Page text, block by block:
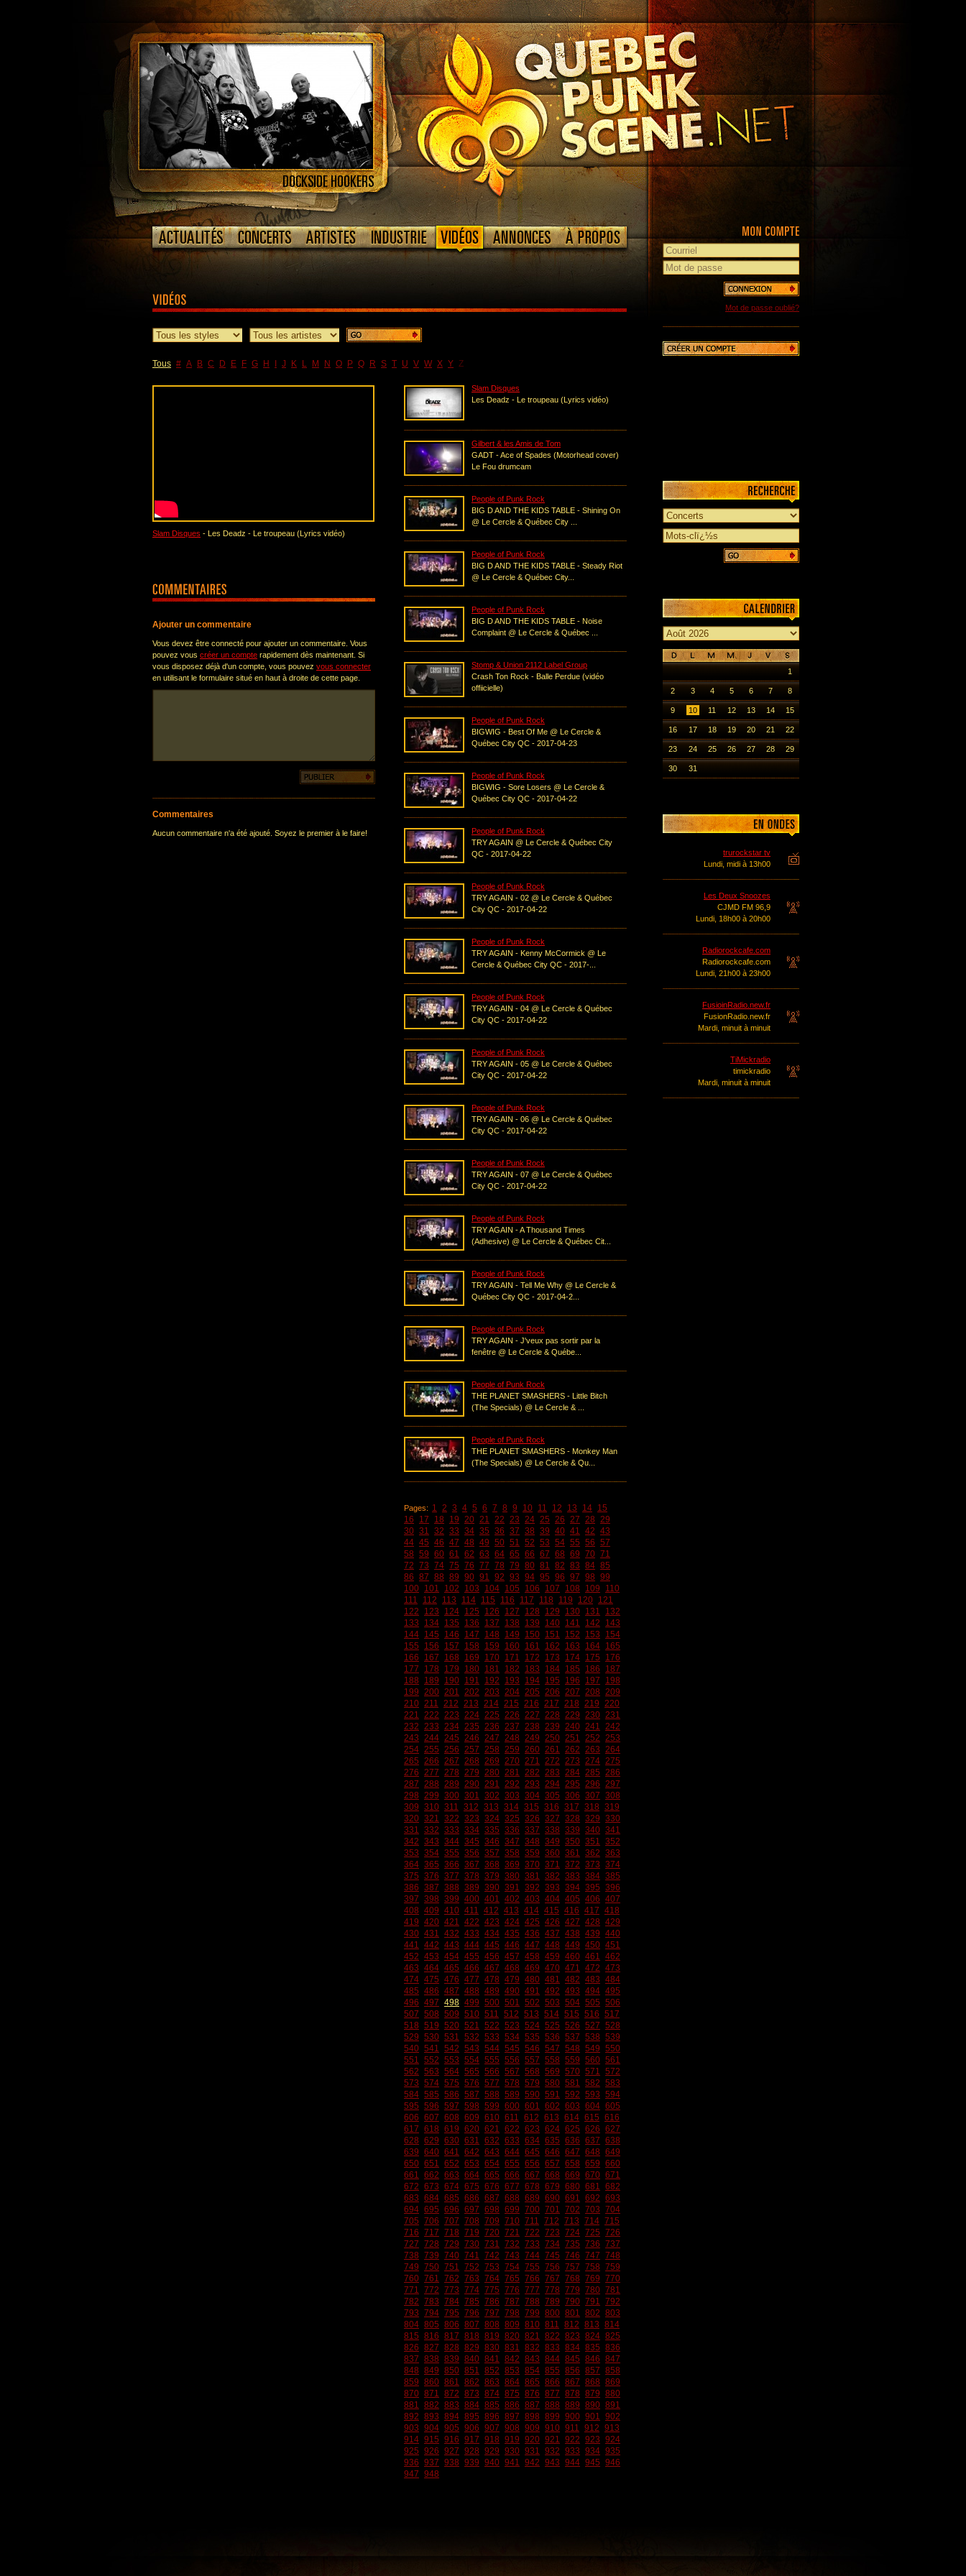
Tous # A B C D E F G H J K L M N O P Q R S T U V W X Y Z
Slam Disques - Les Deadz - Le troupeau (Lyrics vidéo)
Ajouter un commentaire
Vous devez être connecté pour ajouter un commentaire. Vous
pouvez vous créer un compte rapidement dès maintenant. Si
vous disposez déjà d'un compte, vous pouvez vous connecter
en utilisant le formulaire situé en haut à droite de cette page.
Commentaires
Aucun commentaire n'a été ajouté. Soyez le premier à le faire!
Slam Disques
Les Deadz - Le troupeau (Lyrics vidéo)
Gilbert & les Amis de Tom
GADT - Ace of Spades (Motorhead cover)
Le Fou drumcam
People of Punk Rock
BIG D AND THE KIDS TABLE - Shining On
@ Le Cercle & Québec City ...
People of Punk Rock
BIG D AND THE KIDS TABLE - Steady Riot
@ Le Cercle & Québec City...
People of Punk Rock
BIG D AND THE KIDS TABLE - Noise
Complaint @ Le Cercle & Québec ...
Stomp & Union 2112 Label Group
Crash Ton Rock - Balle Perdue (vidéo
offiicielle)
People of Punk Rock
BIGWIG - Best Of Me @ Le Cercle &
Québec City QC - 2017-04-23
People of Punk Rock
BIGWIG - Sore Losers @ Le Cercle &
Québec City QC - 2017-04-22
People of Punk Rock
TRY AGAIN @ Le Cercle & Québec City
QC - 2017-04-22
People of Punk Rock
TRY AGAIN - 02 @ Le Cercle & Québec
City QC - 2017-04-22
People of Punk Rock
TRY AGAIN - Kenny McCormick @ Le
Cercle & Québec City QC - 2017-...
People of Punk Rock
TRY AGAIN - 04 @ Le Cercle & Québec
City QC - 2017-04-22
People of Punk Rock
TRY AGAIN - 05 @ Le Cercle & Québec
City QC - 2017-04-22
People of Punk Rock
TRY AGAIN - 06 @ Le Cercle & Québec
City QC - 2017-04-22
People of Punk Rock
TRY AGAIN - 07 @ Le Cercle & Québec
City QC - 2017-04-22
People of Punk Rock
TRY AGAIN - A Thousand Times
(Adhesive) @ Le Cercle & Québec Cit...
People of Punk Rock
TRY AGAIN - Tell Me Why @ Le Cercle &
Québec City QC - 2017-04-2...
People of Punk Rock
TRY AGAIN - J'veux pas sortir par la
fenêtre @ Le Cercle & Québe...
People of Punk Rock
THE PLANET SMASHERS - Little Bitch
(The Specials) @ Le Cercle & ...
People of Punk Rock
THE PLANET SMASHERS - Monkey Man
(The Specials) @ Le Cercle & Qu...
Pages: 1 2 3 4 5 6 7 8 9 10 11 12 13 14 15
16
17 18 19 20 21 22 23 24 25 26 27 28 29
30 31 32 33 34 35 36 37 38 39 40 41 42 43
44 45 46 47 48 49 50 51 52 53 54 55 56 57
58 59 60 61 62 63 64 65 66 67 68 69 70 71
72 73 74 75 76 77 78 79 80 81 82 83 84 85
86 87 88 89 90 91 92 93 94 95 96 97 98 99
100 101 102 103 104 105 106 107 108 109
110
111
112 113 114 115 116 117 118 119 120 121
122
123 124 125 126 127 128 129 130 131
132
133
134 135 136 137 138 139 140 141 142
143
144 145 146 147 148 149 150 151 152 153
154
155
156 157 158 159 160 161 162 163 164 165
166
167 168 169 170 171 172 173 174 175
176
177
178 179 180 181 182 183 184 185 186
187
188
189 190 191 192 193 194 195 196 197
198
199 200 201 202 203 204 205 206 207 208 209
210 211 212 213 214 215 216 217 218 219 220
221 222 223 224 225 226 227 228 229 230 231
232 233 234 235 236 237 238 239 240 241 242
243 244 245 246 247 248 249 250 251 252 253
254 255 256 257 258 259 260 261 262 263 264
265 266 267 268 269 270 271 272 273 274 275
276 277 278 279 280 281 282 283 284 285 286
287 288 289 290 291 292 293 294 295 296 297
298 299 300 301 302 303 304 305 306 307 308
309 310 311 312 313 314 315 316 317 318 319
320 321 322 323 324 325 326 327 328 329 330
331 332 333 334 335 336 337 338 339 340 341
342 343 344 345 346 347 348 349 350 351 352
353 354 355 356 357 358 359 360 361 362 363
364 365 366 367 368 369 370 371 372 373 374
375 376 377 378 379 380 381 382 383 384 385
386 387 388 389 390 391 392 393 394 395 396
397 398 399 400 401 402 403 404 405 406 407
408 409 410 411 412 413 414 415 416 417 418
419 420 421 422 423 424 425 426 427 428 429
430 431 432 433 434 435 436 437 438 439 440
441 442 443 444 445 446 447 448 449 450 451
452 453 454 455 456 457 458 459 460 461 462
463 464 465 466 467 468 469 470 471 472 473
474 475 476 477 478 479 480 481 482 483 484
485 486 487 488 489 490 491 492 493 494 495
496 497 498 499 500 501 502 503 504 505 506
507 508 509 510 511 512 513 514 515 516 517
518 519 520 521 522 523 524 525 526 527 528
529 530 531 532 533 534 535 536 537 538 539
540 541 542 543 544 545 546 547 548 549 550
551 552 553 554 555 556 557 558 559 560 561
562 563 564 565 566 567 568 569 570 571 572
573 574 575 576 577 578 579 580 581 582 583
584 585 586 587 588 589 590 591 592 593 594
595 596 597 598 599 600 601 602 603 604 605
606 607 608 609 610 611 612 613 614 615 616
617 618 619 620 621 622 623 624 625 626 627
628 629 630 631 632 633 634 635 636 637 638
639 640 641 642 643 644 645 646 647 648 649
650 651 652 653 654 655 656 657 658 659 660
661 662 663 664 665 666 667 668 669 670 671
672 673 674 675 676 677 678 679 680 681 682
683 684 685 686 687 688 689 690 691 692 693
694 695 696 697 698 699 700 701 702 703 704
705 706 707 708 709 710 711 712 713 714 715
716 717 718 719 720 721 722 723 724 725 726
727 728 729 730 731 732 733 734 735 736 737
738 739 740 741 742 743 744 745 746 747 748
749 750 751 752 753 754 755 756 757 758 759
760 761 762 763 764 765 766 767 768 769 770
771 772 773 774 775 776 777 778 779 780 781
782 783 784 785 786 787 788 789 790 791 792
793 794 795 796 797 798 799 800 801 802 803
804 805 806 807 808 809 810 811 812 813 814
815 816 817 818 819 820 821 822 823 824 825
826 827 828 829 830 831 832 833 834 835 836
837 838 839 840 841 842 843 844 845 846 847
848 849 850 851 852 853 854 855 856 857 858
859 860 861 862 863 864 865 866 867 868 869
870 871 872 873 874 875 876 877 878 879 880
881 882 883 884 885 886 887 888 889 890 891
892 893 894 895 896 897 898 899 900 901 902
903 904 905 906 907 908 909 910 911 912 913
914 915 916 917 918 919 920 921 922 923 924
925 926 927 928 929 930 931 932 933 934 935
936 937 938 939 940 941 942 943 944 945 946
947 948
Mot de passe oublié?
1
2 3 4 5 6 7 8
9 10 11 12 13 14 15
16 17 18 19 20 21 22
23 24 25 26 27 28 29
30 31
trurockstar tv
Lundi, midi à 13h00
Les Deux Snoozes
CJMD FM 96,9
Lundi, 18h00 à 20h00
Radiorockcafe.com
Radiorockcafe.com
Lundi, 21h00 à 23h00
FusioinRadio.new.fr
FusionRadio.new.fr
Mardi, minuit à minuit
TiMickradio
timickradio
Mardi, minuit à minuit